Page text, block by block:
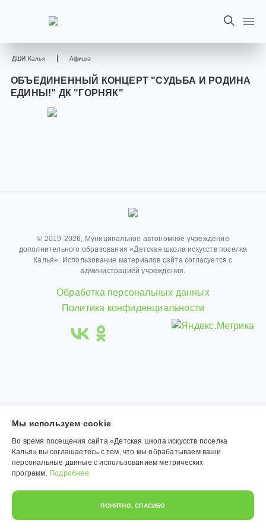
ДШИ Калья Афиша
ОБЪЕДИНЕННЫЙ КОНЦЕРТ "СУДЬБА И РОДИНА
ЕДИНЫ!" ДК "ГОРНЯК"
© 2019-2026, Муниципальное автономное учреждение
дополнительного образования «Детская школа искусств поселка
Калья». Использование материалов сайта согласуется с
администрацией учреждения.
Обработка персональных данных
Политика конфиденциальности
Мы используем сookie
Во время посещения сайта «Детская школа искусств поселка
Калья» вы соглашаетесь с тем, что мы обрабатываем ваши
персональные данные с использованием метрических
программ. Подробнее.
ПОНЯТНО, СПАСИБО